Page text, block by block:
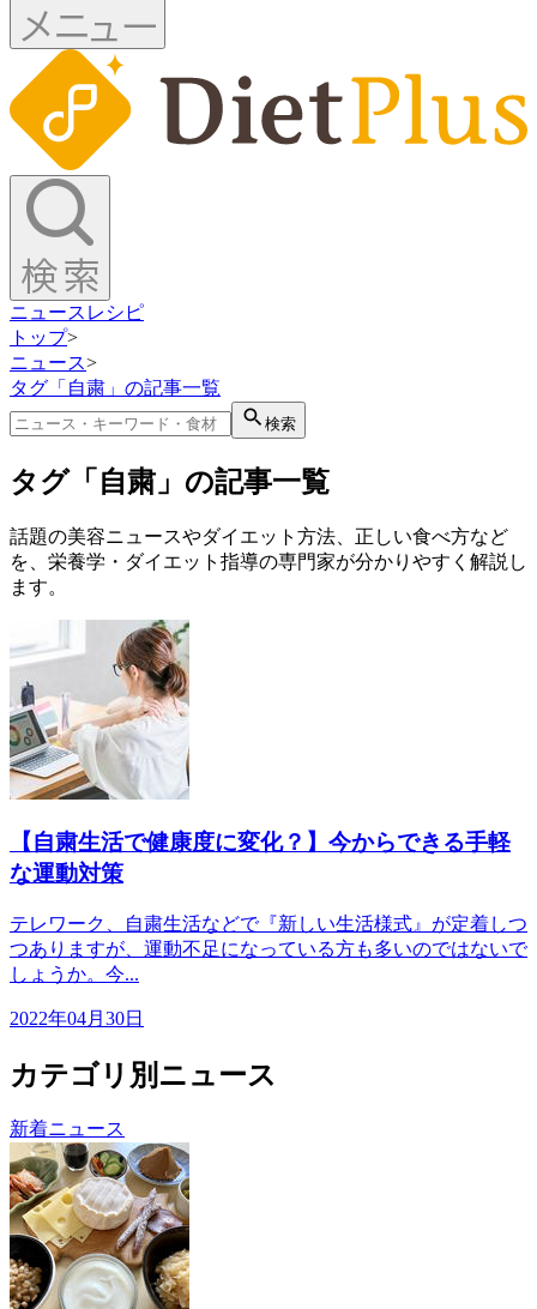
ニュース レシピ
トップ>
ニュース>
タグ「自粛」の記事一覧
検索
タグ「自粛」の記事一覧
話題の美容ニュースやダイエット方法、正しい食べ方など
を、栄養学・ダイエット指導の専門家が分かりやすく解説し
ます。
【自粛生活で健康度に変化？】今からできる手軽
な運動対策
テレワーク、自粛生活などで『新しい生活様式』が定着しつ
つありますが、運動不足になっている方も多いのではないで
しょうか。今...
2022年04月30日
カテゴリ別ニュース
新着ニュース